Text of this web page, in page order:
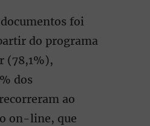
foi
do programa
(78,1%),
dos
ao
on-line, que